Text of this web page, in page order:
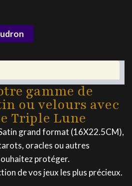
gamme de
ou velours avec
Triple Lune
grand format (16X22.5CM),
oracles ou autres
protéger.
de vos jeux les plus précieux.